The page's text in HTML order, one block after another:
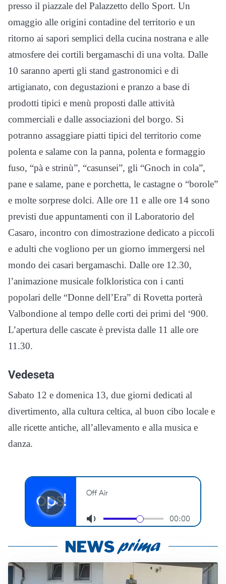
presso il piazzale del Palazzetto dello Sport. Un
omaggio alle origini contadine del territorio e un
ritorno ai sapori semplici della cucina nostrana e alle
atmosfere dei cortili bergamaschi di una volta. Dalle
10 saranno aperti gli stand gastronomici e di
artigianato, con degustazioni e pranzo a base di
prodotti tipici e menù proposti dalle attività
commerciali e dalle associazioni del borgo. Si
potranno assaggiare piatti tipici del territorio come
polenta e salame con la panna, polenta e formaggio
fuso, “pà e strinù”, “casunsei”, gli “Gnoch in cola”,
pane e salame, pane e porchetta, le castagne o “borole”
e molte sorprese dolci. Alle ore 11 e alle ore 14 sono
previsti due appuntamenti con il Laboratorio del
Casaro, incontro con dimostrazione dedicato a piccoli
e adulti che vogliono per un giorno immergersi nel
mondo dei casari bergamaschi. Dalle ore 12.30,
l’animazione musicale folkloristica con i canti
popolari delle “Donne dell’Era” di Rovetta porterà
Valbondione al tempo delle corti dei primi del ‘900.
L’apertura delle cascate è prevista dalle 11 alle ore
11.30.
Vedeseta
Sabato 12 e domenica 13, due giorni dedicati al
divertimento, alla cultura celtica, al buon cibo locale e
alle ricette antiche, all’allevamento e alla musica e
danza.